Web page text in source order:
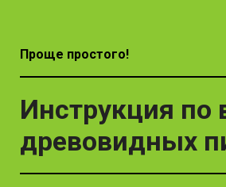
Проще простого!
Инструкция по
древовидных